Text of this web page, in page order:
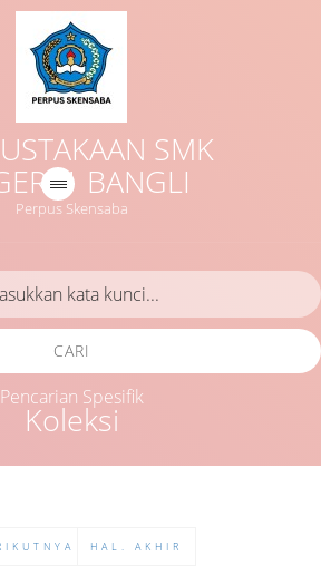
SMK
1 BANGLI
Perpus Skensaba
Koleksi
CARI
Pencarian Spesifik
HAL. AKHIR